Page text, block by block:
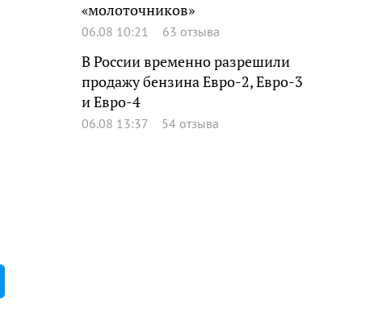
«молоточников»
06.08 10:21 63 отзыва
В России временно разрешили
продажу бензина Евро-2, Евро-3
и Евро-4
06.08 13:37 54 отзыва